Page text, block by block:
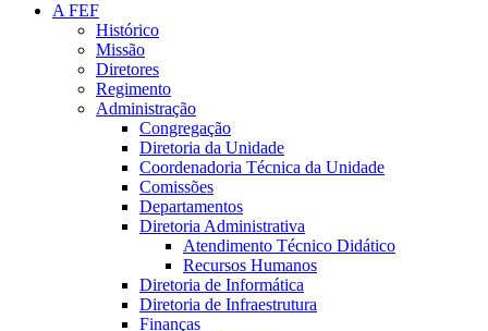
A FEF
Histórico
Missão
Diretores
Regimento
Administração
Congregação
Diretoria da Unidade
Coordenadoria Técnica da Unidade
Comissões
Departamentos
Diretoria Administrativa
Atendimento Técnico Didático
Recursos Humanos
Diretoria de Informática
Diretoria de Infraestrutura
Finanças